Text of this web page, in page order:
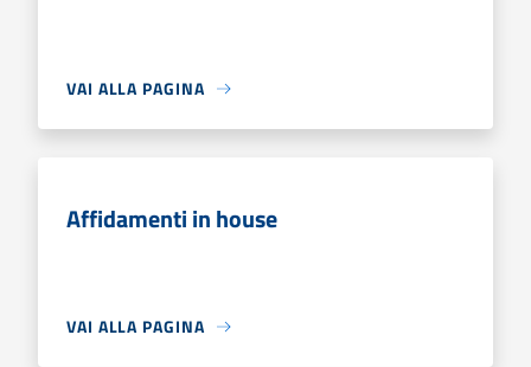
VAI ALLA PAGINA
Affidamenti in house
VAI ALLA PAGINA